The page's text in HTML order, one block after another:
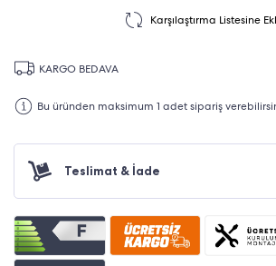
Karşılaştırma Listesine
KARGO BEDAVA
Bu üründen maksimum 1 adet sipariş
Teslimat & İade